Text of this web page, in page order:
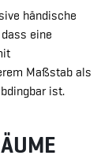
händische
eine
Maßstab als
ist.